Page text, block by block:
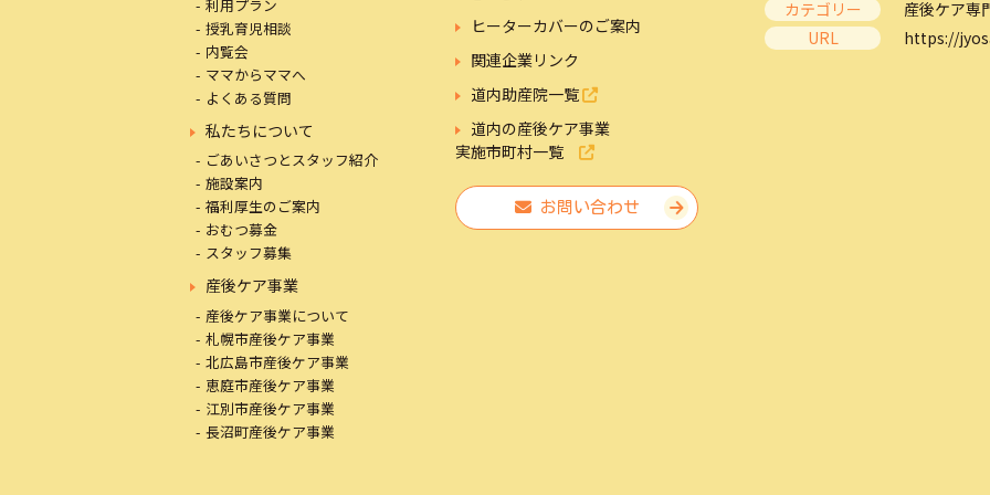
利用プラン
授乳育児相談
内覧会
ママからママへ
よくある質問
私たちについて
ごあいさつとスタッフ紹介
施設案内
福利厚生のご案内
おむつ募金
スタッフ募集
産後ケア事業
産後ケア事業について
札幌市産後ケア事業
北広島市産後ケア事業
恵庭市産後ケア事業
江別市産後ケア事業
長沼町産後ケア事業
ヒーターカバーのご案内
関連企業リンク
道内助産院一覧
道内の産後ケア事業
実施市町村一覧
お問い合わせ
カテゴリー
産後ケア専
URL
https://